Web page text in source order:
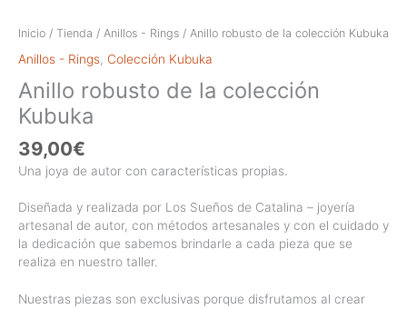
Inicio / Tienda / Anillos - Rings / Anillo robusto de la colección Kubuka
Anillos - Rings, Colección Kubuka
Anillo robusto de la colección
Kubuka
39,00€
Una joya de autor con características propias.
Diseñada y realizada por Los Sueños de Catalina – joyería
artesanal de autor, con métodos artesanales y con el cuidado y
la dedicación que sabemos brindarle a cada pieza que se
realiza en nuestro taller.
Nuestras piezas son exclusivas porque disfrutamos al crear